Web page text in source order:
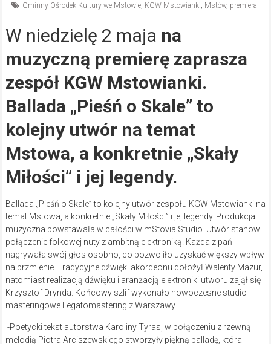
Gminny Ośrodek Kultury we Mstowie, KGW Mstowianki, Mstów, premiera
W niedzielę 2 maja na
muzyczną premierę zaprasza
zespół KGW Mstowianki.
Ballada „Pieśń o Skale” to
kolejny utwór na temat
Mstowa, a konkretnie „Skały
Miłości” i jej legendy.
Ballada „Pieśń o Skale” to kolejny utwór zespołu KGW Mstowianki na
temat Mstowa, a konkretnie „Skały Miłości” i jej legendy. Produkcja
muzyczna powstawała w całości w mStovia Studio. Utwór stanowi
połączenie folkowej nuty z ambitną elektroniką. Każda z pań
nagrywała swój głos osobno, co pozwoliło uzyskać większy wpływ
na brzmienie. Tradycyjne dźwięki akordeonu dołożył Walenty Mazur,
natomiast realizacją dźwięku i aranżacją elektroniki utworu zajął się
Krzysztof Drynda. Końcowy szlif wykonało nowoczesne studio
masteringowe Legatomastering z Warszawy.
-Poetycki tekst autorstwa Karoliny Tyras, w połączeniu z rzewną
melodią Piotra Arciszewskiego stworzyły piękną balladę, która